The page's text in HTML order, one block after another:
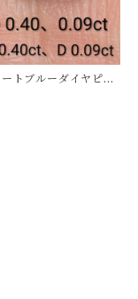
トブルーダイヤピア